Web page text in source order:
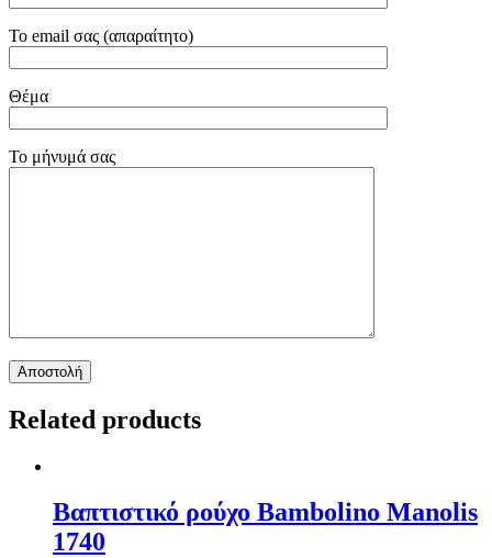
Το email σας (απαραίτητο)
Θέμα
Το μήνυμά σας
Related products
Βαπτιστικό ρούχο Bambolino Manolis
1740